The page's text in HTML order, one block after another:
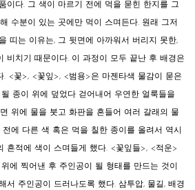
이다. 그 색이 마르기 전에 먹을 묻힌 한지를 그
수분이 있는 곳에만 먹이 스며든다. 원래 그저
띠는 이유는, 그 뒷면에 아까워서 버리지 못한,
비치기 때문이다. 이 과정이 모두 끝난 후 배경은
. <꽃>, <꽃잎>, <범용>은 마젠타색 물감이 묻은
종이 위에 덮었다 걷어내어 우연한 얼룩들을
위에 물을 붓고 화판을 흔들어 여러 갈래의 물
에 다른 색 혹은 먹을 칠한 종이를 올려서 역시
흔적에 색이 스며들게 했다. <꽃잎들>, <적운>
에 찍어낸 후 주인공이 될 형태를 만드는 것이
서 주인공이 드러나도록 했다. 삼투압, 물길, 배경